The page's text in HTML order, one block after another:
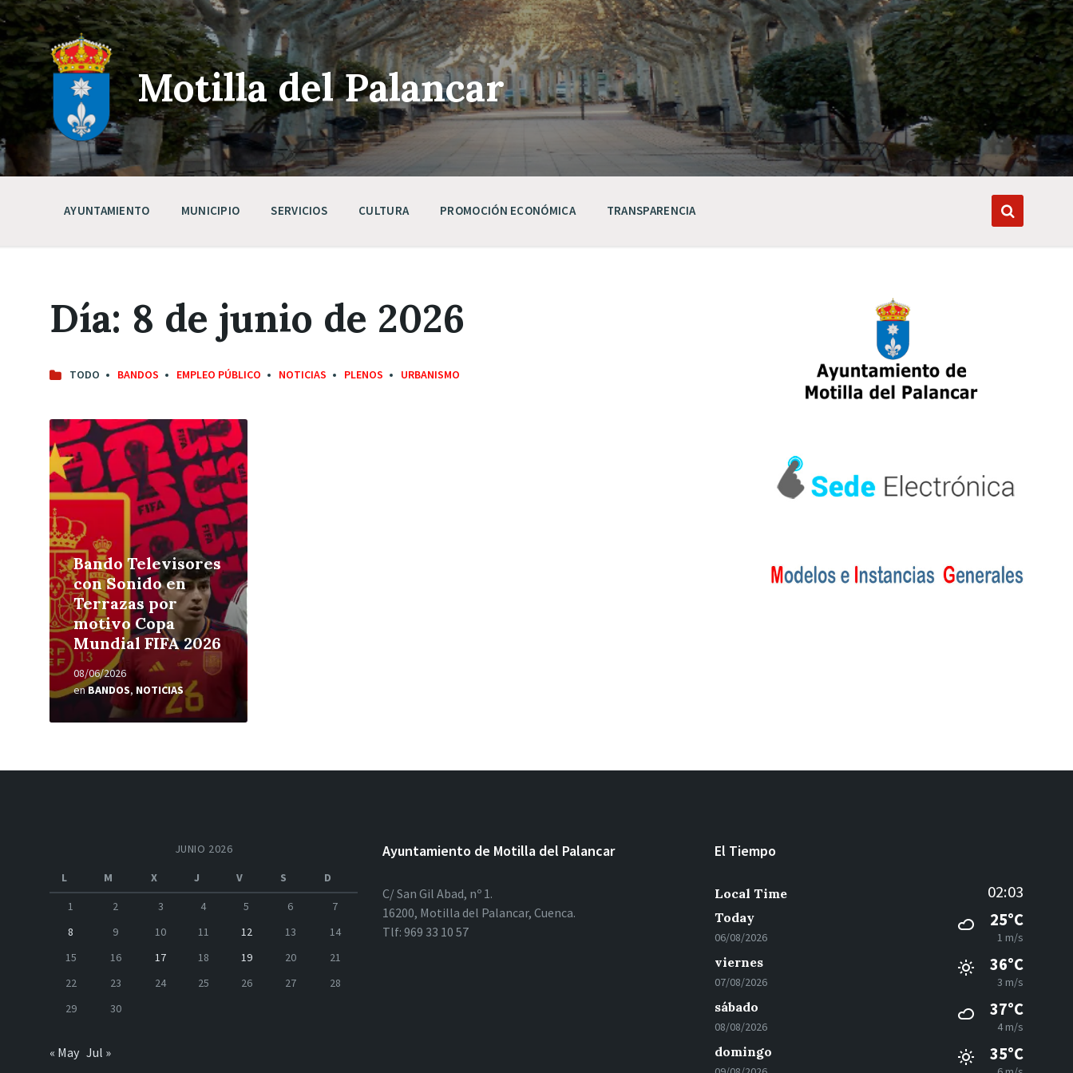
Skip
to
content
Saltar
a
la
navegación
principal
Saltar
a
pie
de
página
Motilla del Palancar
AYUNTAMIENTO MUNICIPIO SERVICIOS CULTURA PROMOCIÓN ECONÓMICA TRANSPARENCIA
Día: 8 de junio de 2026
TODO BANDOS EMPLEO PÚBLICO NOTICIAS PLENOS URBANISMO
Bando Televisores
con Sonido en
Terrazas por
motivo Copa
Mundial FIFA 2026
08/06/2026
enBANDOS, NOTICIAS
Leer
más
JUNIO 2026
L
M X J V S
D
1
2 3 4 5 6
7
8
9 10 11 12 13
14
15
16 17 18 19 20
21
22
23 24 25 26 27
28
29
30
« May Jul »
Ayuntamiento de Motilla del Palancar
C/ San Gil Abad, nº 1.
16200, Motilla del Palancar, Cuenca.
Tlf: 969 33 10 57
El Tiempo
Local Time 02:03
Today
06/08/2026
25°C
1 m/s
viernes
07/08/2026
36°C
3 m/s
sábado
08/08/2026
37°C
4 m/s
domingo 35°C